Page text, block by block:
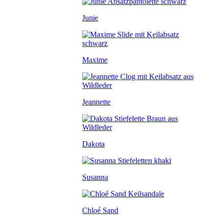
Junie
Maxime
Jeannette
Dakota
Susanna
Chloé Sand